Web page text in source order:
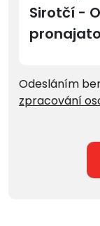
Odesláním
zpracování